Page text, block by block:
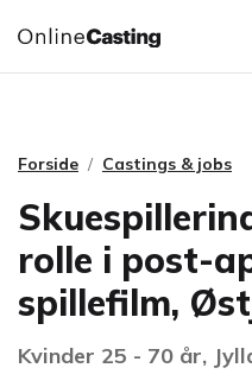
CASTINGS &
Forside Castings & jobs
rolle i post-
spillefilm,
Kvinder 25 - 70 år,